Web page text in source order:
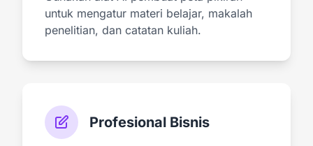
untuk mengatur materi belajar, makalah
penelitian, dan catatan kuliah.
Profesional Bisnis